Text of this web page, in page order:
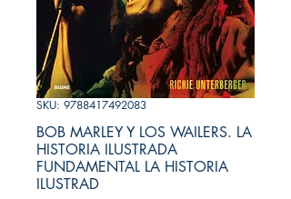
SKU: 9788417492083
BOB MARLEY Y LOS WAILERS. LA
HISTORIA ILUSTRADA
FUNDAMENTAL LA HISTORIA
ILUSTRAD